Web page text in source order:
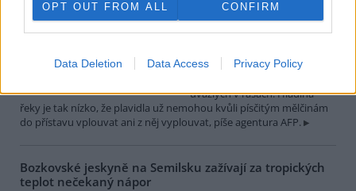
OPT OUT FROM ALL CONFIRM
Data Deletion Data Access Privacy Policy
5.8.2026 15:37 | BUKUREŠŤ (ČTK
Diskuse: 17
Turistický přístav v
které leží na břehu Dunaje, je
uvázlých v řasách. Hladina
řeky je tak nízko, že plavidla už nemohou kvůli písčitým mělčinám
do přístavu vplouvat ani z něj vyplouvat, píše agentura AFP.
Bozkovské jeskyně na Semilsku zažívají za tropických
teplot nečekaný nápor